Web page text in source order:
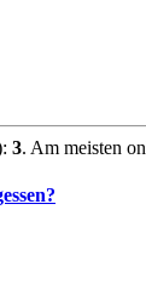
3. Am meisten